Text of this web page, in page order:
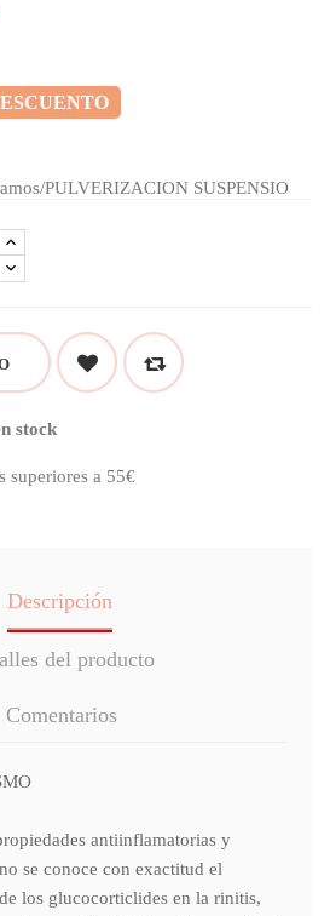
PULVERIZACION SUSPENSIO
stock
superiores a 55€
Descripción
del producto
Comentarios
antiinflamatorias y
se conoce con exactitud el
los glucocorticlides en la rinitis,